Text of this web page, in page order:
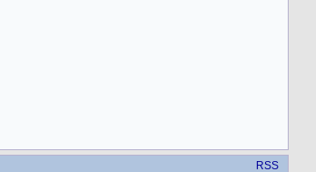
RSS